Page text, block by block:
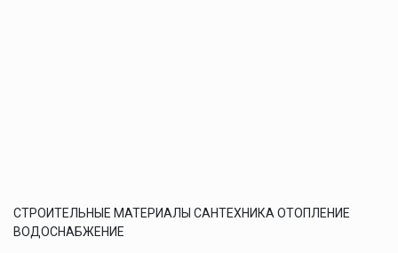
СТРОИТЕЛЬНЫЕ МАТЕРИАЛЫ САНТЕХНИКА ОТОПЛЕНИЕ
ВОДОСНАБЖЕНИЕ